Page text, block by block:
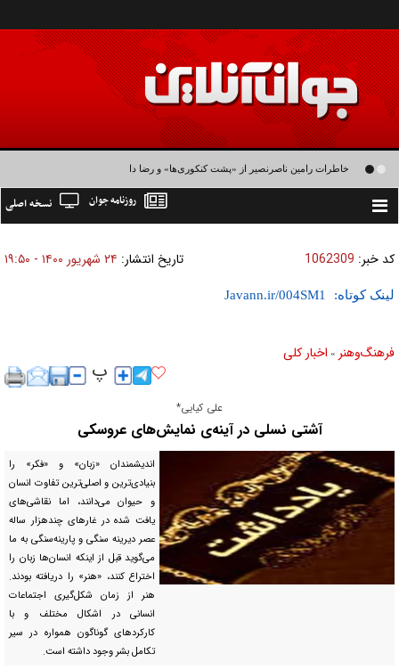
خاطرات رامین ناصرنصیر از «پشت‌ کنکوری‌ها» و رضا داوودنژاد: رضا کودک درون فعالی
Toggle
نسخه اصلی روزنامه جوان
کد خبر: 1062309 تاریخ انتشار: ۲۴ شهريور ۱۴۰۰ - ۱۹:۵۰
لینک کوتاه:
فرهنگ‌و‌هنر » اخبار كلی
علی کیایی*
آشتی نسلی در آینه‌ی نمایش‌های عروسکی
اندیشمندان «زبان» و «فکر» را
بنیادی‌ترین و اصلی‌ترین تفاوت انسان
و حیوان می‌دانند، اما نقاشی‌های
یافت شده در غار‌های چندهزار ساله
عصر دیرینه سنگی و پارینه‌سنگی به ما
می‌گوید قبل از اینکه انسان‌ها زبان را
اختراع کنند، «هنر» را دریافته بودند.
هنر از زمان شکل‌گیری اجتماعات
انسانی در اشکال مختلف و با
کارکرد‌های گوناگون همواره در سیر
تکامل بشر وجود داشته است.